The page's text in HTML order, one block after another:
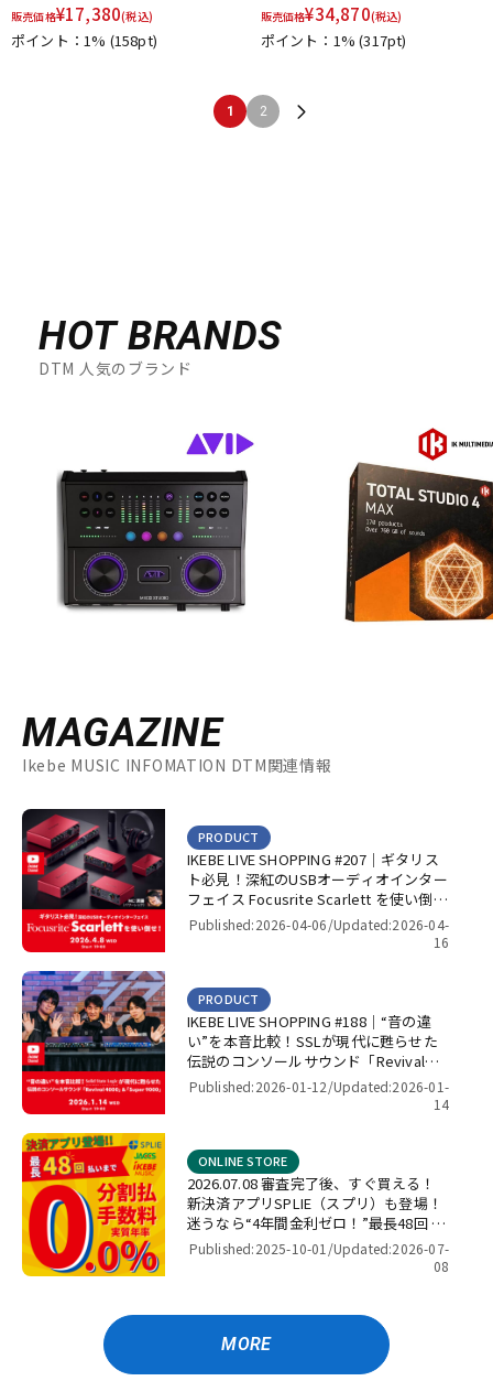
販売価格¥17,380(税込)
ポイント：1% (158pt)
販売価格¥34,870(税込)
ポイント：1%(317pt)
1 2
HOT BRANDS
DTM 人気のブランド
MAGAZINE
Ikebe MUSIC INFOMATION DTM関連情報
IKEBE LIVE SHOPPING #207｜ギタリス
ト必見！深紅のUSBオーディオインター
フェイス Focusrite Scarlett を使い倒
せ！【presented by パワーレック】
PRODUCT
Published:2026-04-06/Updated:2026-04-
16
IKEBE LIVE SHOPPING #188｜“音の違
い”を本音比較！SSLが現代に甦らせた
伝説のコンソールサウンド「Revival
4000」＆「Super 9000」【presented
PRODUCT
Published:2026-01-12/Updated:2026-01-
14
2026.07.08 審査完了後、すぐ買える！
新決済アプリSPLIE（スプリ）も登場！
迷うなら“4年間金利ゼロ！”最長48回 無
金利キャンペーン
ONLINE STORE
Published:2025-10-01/Updated:2026-07-
08
MORE